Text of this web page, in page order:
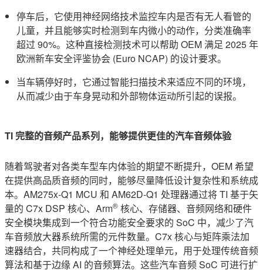
停车后，它使用神经网络技术监控车内是否有无人看管的
儿童，并且能够实时检测到车内微小的动作，分类准确率
超过 90%。这种直接检测技术可以帮助 OEM 满足 2025 年
欧洲新车安全评鉴协会 (Euro NCAP) 的设计要求。
当车辆停好时，它通过智能扫描技术来适应不同的环境，
从而减少由于车身晃动和外部物体运动所引起的误报。
TI完整的音频产品系列，能够提供更佳的汽车音频体验
随着驾驶者对各类车型车内体验的期望不断提升，OEM 希望
在提供高品质音频的同时，能够尽量降低设计复杂性和系统成
本。AM275x-Q1 MCU 和 AM62D-Q1 处理器通过将 TI 基于矢
量的 C7x DSP 核心、Arm® 核心、存储器、音频网络和硬件
安全模块集成到一个符合功能安全要求的 SoC 中，减少了汽
车音频放大器系统所需的元件数量。C7x 核心与矩阵乘法加
速器结合，共同构成了一个神经处理单元，用于处理传统音频
算法和基于边缘 AI 的音频算法。这些汽车音频 SoC 可进行扩